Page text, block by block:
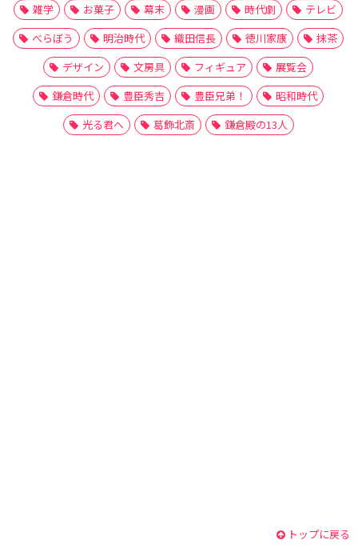
雑学
お菓子 幕末 漫画 時代劇
テレビ
べらぼう
明治時代 織田信長 徳川家康
抹茶
デザイン
文房具 フィギュア
展覧会
鎌倉時代
豊臣秀吉 豊臣兄弟！
昭和時代
光る君へ
葛飾北斎 鎌倉殿の13人
トップに戻る